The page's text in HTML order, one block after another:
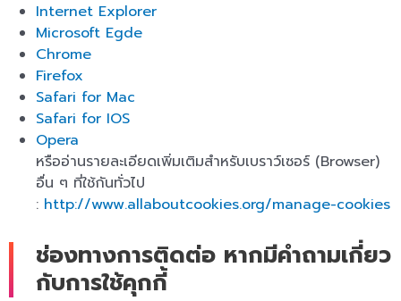
Internet Explorer
Microsoft Egde
Chrome
Firefox
Safari for Mac
Safari for IOS
Opera
หรืออ่านรายละเอียดเพิ่มเติมสำหรับเบราว์เซอร์ (Browser)
อื่น ๆ ที่ใช้กันทั่วไป
: http://www.allaboutcookies.org/manage-cookies
ช่องทางการติดต่อ หากมีคำถามเกี่ยว
กับการใช้คุกกี้